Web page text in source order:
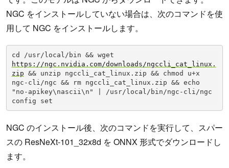
NGC をインストールしていない場合は、次のコマンドを使
用して NGC をインストールします。
https://ngc.nvidia.com/downloads/ngccli_cat_linux.
zip && unzip ngccli_cat_linux.zip && chmod u+x
ngc-cli/ngc && rm ngccli_cat_linux.zip && echo
"no-apikey\nascii\n" | /usr/local/bin/ngc-cli/ngc
config set
NGC のインストール後、次のコマンドを実行して、スパー
スの ResNeXt-101_32x8d を ONNX 形式でダウンロードし
ます。